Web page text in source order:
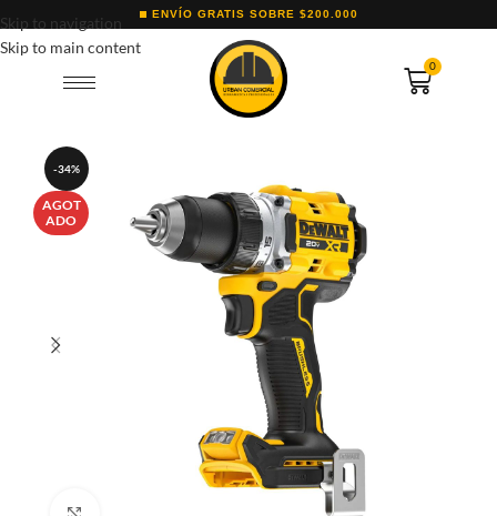
Skip to navigation
Skip to main content
ENVÍO GRATIS SOBRE $200.000
0
-34%
AGOT
ADO